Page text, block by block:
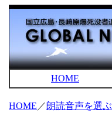
HOME
HOME ／朗読音声を選ぶ